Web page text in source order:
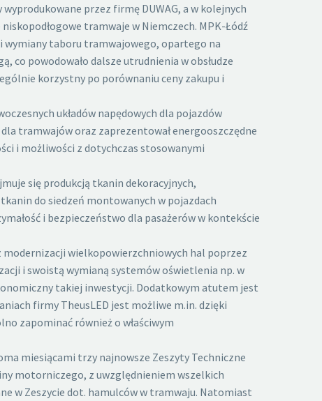
przez firmę DUWAG, a w kolejnych
tramwaje w Niemczech. MPK-Łódź
wymiany taboru tramwajowego, opartego na
co powodowało dalsze utrudnienia w obsłudze
korzystny po porównaniu ceny zakupu i
układów napędowych dla pojazdów
tramwajów oraz zaprezentował energooszczędne
i możliwości z dotychczas stosowanymi
się produkcją tkanin dekoracyjnych,
do siedzeń montowanych w pojazdach
i bezpieczeństwo dla pasażerów w kontekście
modernizacji wielkopowierzchniowych hal poprzez
i swoistą wymianą systemów oświetlenia np. w
takiej inwestycji. Dodatkowym atutem jest
firmy TheusLED jest możliwe m.in. dzięki
zapominać również o właściwym
miesiącami trzy najnowsze Zeszyty Techniczne
motorniczego, z uwzględnieniem wszelkich
w Zeszycie dot. hamulców w tramwaju. Natomiast